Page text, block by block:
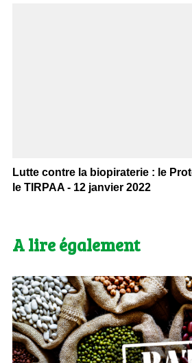
Lutte contre la biopiraterie : le
le TIRPAA - 12 janvier 2022
A lire également